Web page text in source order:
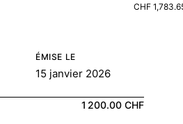
ÉMISE LE
15 janvier 2026
1 200.00 CHF
CHF